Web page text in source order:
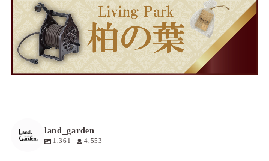
land_garden
1,361 4,553